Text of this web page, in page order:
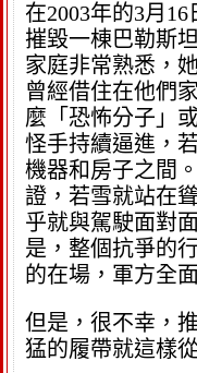
在2003年的3月
摧毀一棟巴勒斯
家庭非常熟悉，
曾經借住在他們
麼「恐怖分子」
怪手持續逼進，
機器和房子之間
證，若雪就站在
乎就與駕駛面對
是，整個抗爭的
的在場，軍方全
但是，很不幸，
猛的履帶就這樣